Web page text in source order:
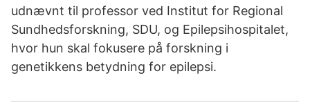
udnævnt til professor ved Institut for Regional
Sundhedsforskning, SDU, og Epilepsihospitalet,
hvor hun skal fokusere på forskning i
genetikkens betydning for epilepsi.